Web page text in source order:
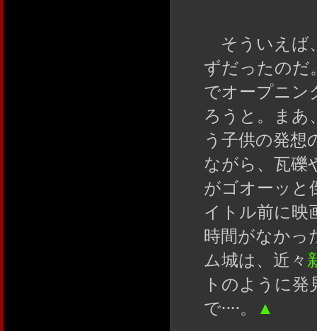
そういえば
ずだったのだ
でオープニン
ろうと。まあ
う子供の発
ながら、瓦礫
がゴオーッと
イトル前に映
時間がなかっ
ム城は、近々
トのように
で‥‥。
▲